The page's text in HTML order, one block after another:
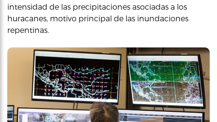
intensidad de las precipitaciones asociadas a los
huracanes, motivo principal de las inundaciones
repentinas.